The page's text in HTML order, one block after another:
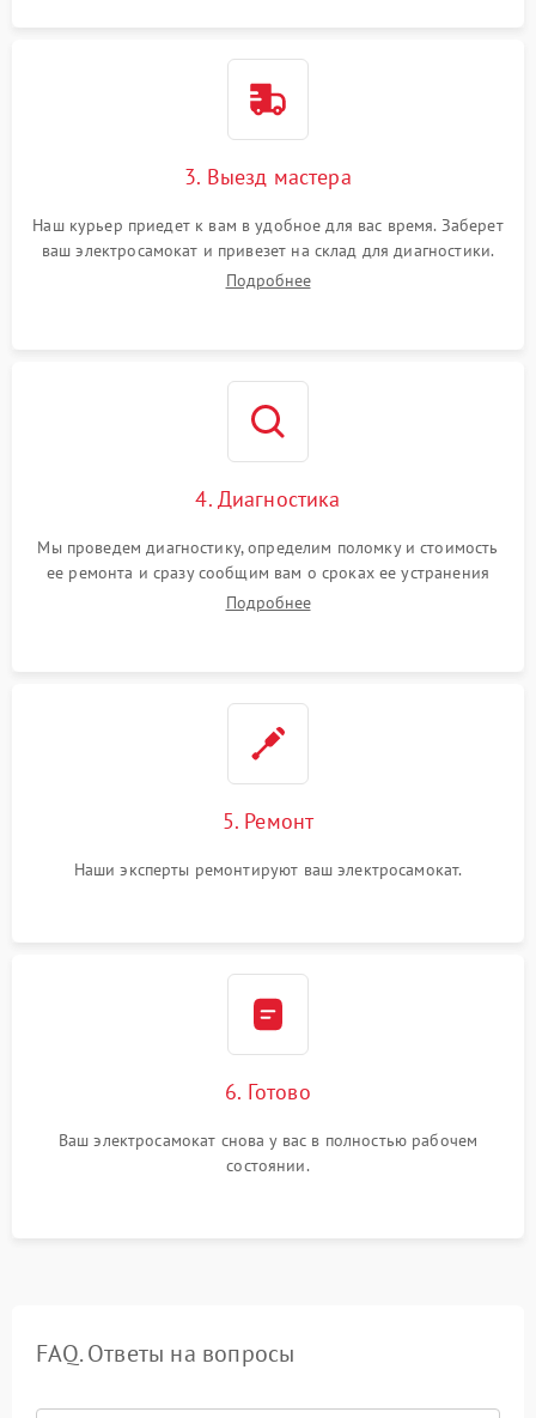
3. Выезд мастера
Наш курьер приедет к вам в удобное для вас время. Заберет
ваш электросамокат и привезет на склад для диагностики.
Подробнее
4. Диагностика
Мы проведем диагностику, определим поломку и стоимость
ее ремонта и сразу сообщим вам о сроках ее устранения
Подробнее
5. Ремонт
Наши эксперты ремонтируют ваш электросамокат.
6. Готово
Ваш электросамокат снова у вас в полностью рабочем
состоянии.
FAQ. Ответы на вопросы